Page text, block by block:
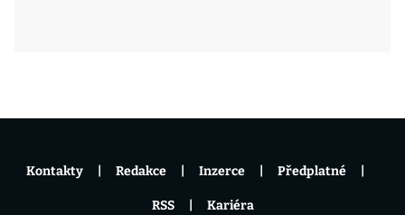
Kontakty Redakce Inzerce Předplatné
RSS Kariéra